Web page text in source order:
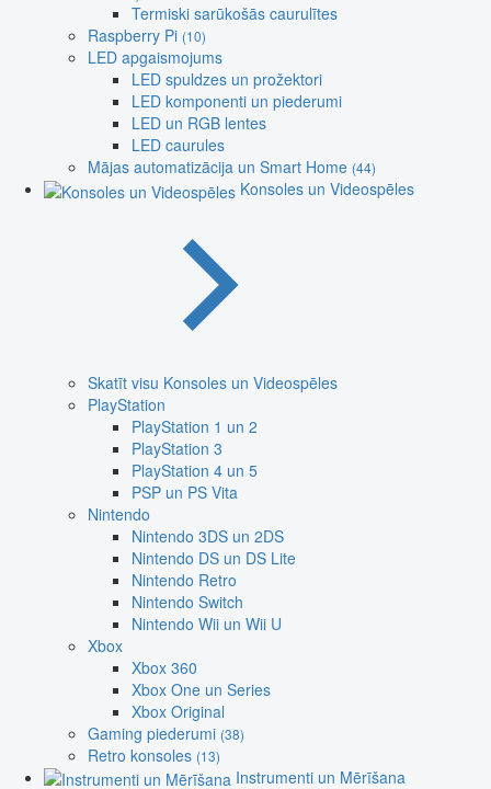
Termiski sarūkošās caurulītes
Raspberry Pi (10)
LED apgaismojums
LED spuldzes un prožektori
LED komponenti un piederumi
LED un RGB lentes
LED caurules
Mājas automatizācija un Smart Home (44)
Konsoles un Videospēles
Skatīt visu Konsoles un Videospēles
PlayStation
PlayStation 1 un 2
PlayStation 3
PlayStation 4 un 5
PSP un PS Vita
Nintendo
Nintendo 3DS un 2DS
Nintendo DS un DS Lite
Nintendo Retro
Nintendo Switch
Nintendo Wii un Wii U
Xbox
Xbox 360
Xbox One un Series
Xbox Original
Gaming piederumi (38)
Retro konsoles (13)
Instrumenti un Mērīšana